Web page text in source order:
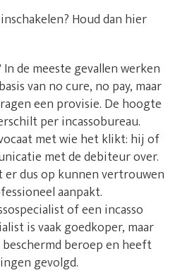
Houd dan hier
de meeste gevallen werken
van no cure, no pay, maar
een provisie. De hoogte
per incassobureau.
met wie het klikt: hij of
met de debiteur over.
er dus op kunnen vertrouwen
aanpakt.
of een incasso
is vaak goedkoper, maar
beschermd beroep en heeft
gevolgd.